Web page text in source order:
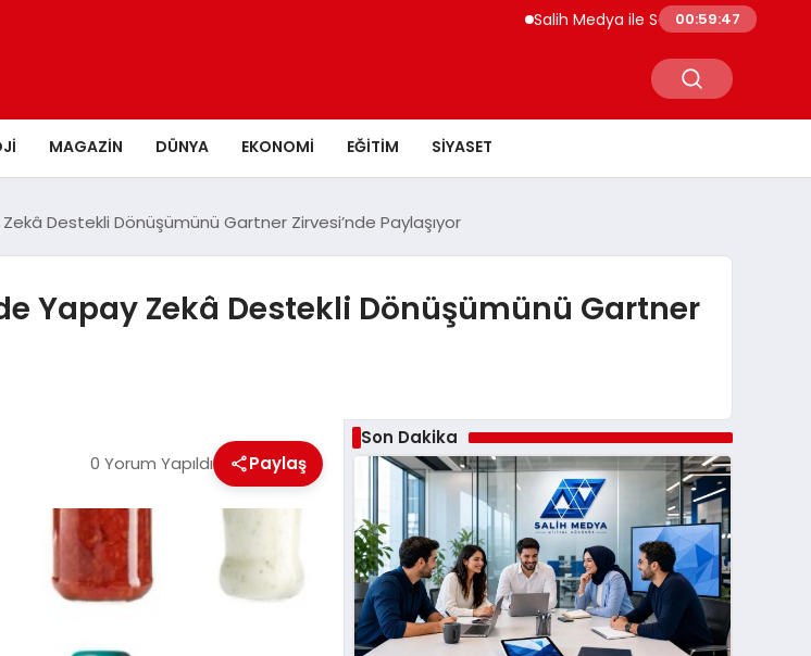
Salih Medya ile Sosyal Medya Profil
00:59:48
MAGAZIN DÜNYA EKONOMI EĞITIM SIYASET
Destekli Dönüşümünü Gartner Zirvesi’nde Paylaşıyor
Yapay Zekâ Destekli Dönüşümünü Gartner
0 Yorum Yapıldı Paylaş
Son Dakika